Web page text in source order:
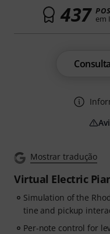
Mostrar tradução
Virtual Electric
Simulation of the
tine and pickup
Per-note control for
437 em
Consulta